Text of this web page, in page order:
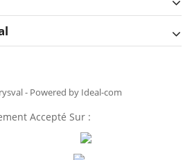
- Powered by Ideal-com
Accepté Sur :